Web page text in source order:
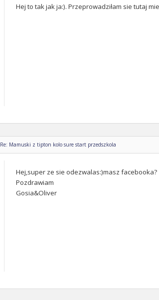
Hej to tak jak ja:). Przeprowadziłam sie tutaj
Re: Mamuski z tipton kolo sure start przedszkola
Hej,super ze sie odezwalas:)masz facebooka?
Pozdrawiam
Gosia&Oliver